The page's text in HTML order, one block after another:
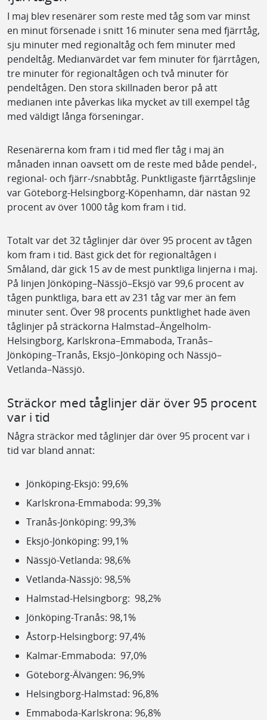
I maj blev resenärer som reste med tåg som var minst
en minut försenade i snitt 16 minuter sena med fjärrtåg,
sju minuter med regionaltåg och fem minuter med
pendeltåg. Medianvärdet var fem minuter för fjärrtågen,
tre minuter för regionaltågen och två minuter för
pendeltågen. Den stora skillnaden beror på att
medianen inte påverkas lika mycket av till exempel tåg
med väldigt långa förseningar.
Resenärerna kom fram i tid med fler tåg i maj än
månaden innan oavsett om de reste med både pendel-,
regional- och fjärr-/snabbtåg. Punktligaste fjärrtågslinje
var Göteborg-Helsingborg-Köpenhamn, där nästan 92
procent av över 1000 tåg kom fram i tid.
Totalt var det 32 tåglinjer där över 95 procent av tågen
kom fram i tid. Bäst gick det för regionaltågen i
Småland, där gick 15 av de mest punktliga linjerna i maj.
På linjen Jönköping–Nässjö–Eksjö var 99,6 procent av
tågen punktliga, bara ett av 231 tåg var mer än fem
minuter sent. Över 98 procents punktlighet hade även
tåglinjer på sträckorna Halmstad–Ängelholm-
Helsingborg, Karlskrona–Emmaboda, Tranås–
Jönköping–Tranås, Eksjö–Jönköping och Nässjö–
Vetlanda–Nässjö.
Sträckor med tåglinjer där över 95 procent
var i tid
Några sträckor med tåglinjer där över 95 procent var i
tid var bland annat:
Jönköping-Eksjö: 99,6%
Karlskrona-Emmaboda: 99,3%
Tranås-Jönköping: 99,3%
Eksjö-Jönköping: 99,1%
Nässjö-Vetlanda: 98,6%
Vetlanda-Nässjö: 98,5%
Halmstad-Helsingborg: 98,2%
Jönköping-Tranås: 98,1%
Åstorp-Helsingborg: 97,4%
Kalmar-Emmaboda: 97,0%
Göteborg-Älvängen: 96,9%
Helsingborg-Halmstad: 96,8%
Emmaboda-Karlskrona: 96,8%